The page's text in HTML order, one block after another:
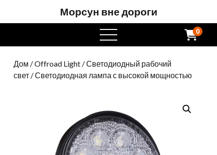
Морсун вне дороги
Открытое
меню
0
Дом /Offroad Light /Светодиодный рабочий
свет / Светодиодная лампа с высокой мощностью